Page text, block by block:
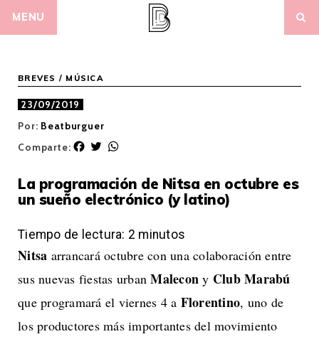
MENU
BREVES / MÚSICA
23/09/2019
Por: Beatburguer
Comparte:
F
e
b
o
T
t
t
r
t
s
p
La programación de Nitsa en octubre es
un sueño electrónico (y latino)
Tiempo de lectura: 2 minutos
Nitsa arrancará octubre con una colaboración entre
sus nuevas fiestas urbanMalecon y Club Marabú
que programará el viernes 4 a Florentino, uno de
los productores más importantes del movimiento